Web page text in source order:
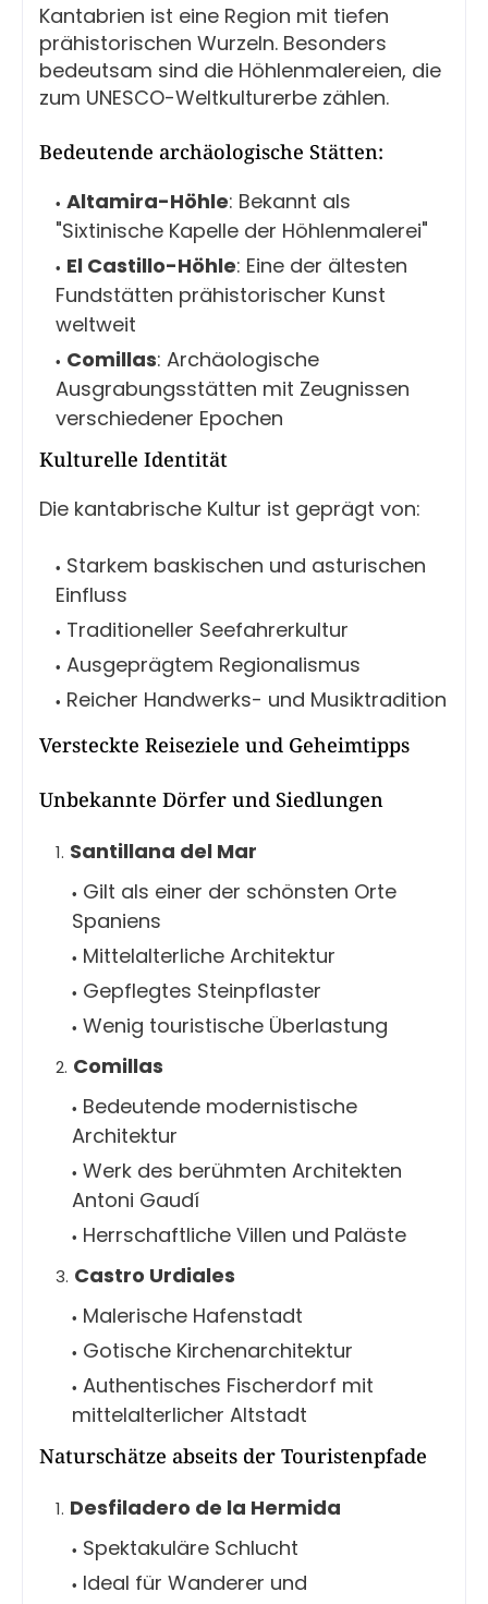
Kantabrien ist eine Region mit tiefen
prähistorischen Wurzeln. Besonders
bedeutsam sind die Höhlenmalereien, die
zum UNESCO-Weltkulturerbe zählen.
Bedeutende archäologische Stätten:
Altamira-Höhle: Bekannt als
"Sixtinische Kapelle der Höhlenmalerei"
El Castillo-Höhle: Eine der ältesten
Fundstätten prähistorischer Kunst
weltweit
Comillas: Archäologische
Ausgrabungsstätten mit Zeugnissen
verschiedener Epochen
Kulturelle Identität
Die kantabrische Kultur ist geprägt von:
Starkem baskischen und asturischen
Einfluss
Traditioneller Seefahrerkultur
Ausgeprägtem Regionalismus
Reicher Handwerks- und Musiktradition
Versteckte Reiseziele und Geheimtipps
Unbekannte Dörfer und Siedlungen
Santillana del Mar
Gilt als einer der schönsten Orte
Spaniens
Mittelalterliche Architektur
Gepflegtes Steinpflaster
Wenig touristische Überlastung
Comillas
Bedeutende modernistische
Architektur
Werk des berühmten Architekten
Antoni Gaudí
Herrschaftliche Villen und Paläste
Castro Urdiales
Malerische Hafenstadt
Gotische Kirchenarchitektur
Authentisches Fischerdorf mit
mittelalterlicher Altstadt
Naturschätze abseits der Touristenpfade
Desfiladero de la Hermida
Spektakuläre Schlucht
Ideal für Wanderer und